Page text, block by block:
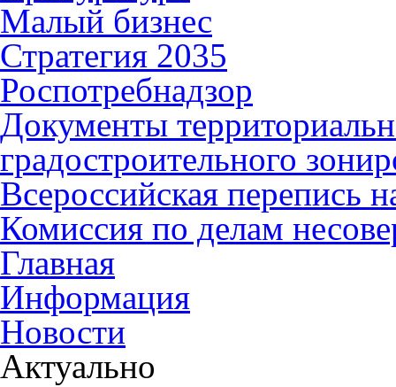
Малый бизнес
Стратегия 2035
Роспотребнадзор
Документы
градостроительного
Всероссийская перепись
Комиссия по делам
Главная
Информация
Новости
Актуально